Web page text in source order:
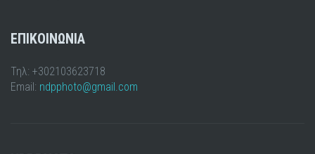
ΕΠΙΚΟΙΝΩΝΙΑ
Τηλ: +302103623718
Email: ndpphoto@gmail.com